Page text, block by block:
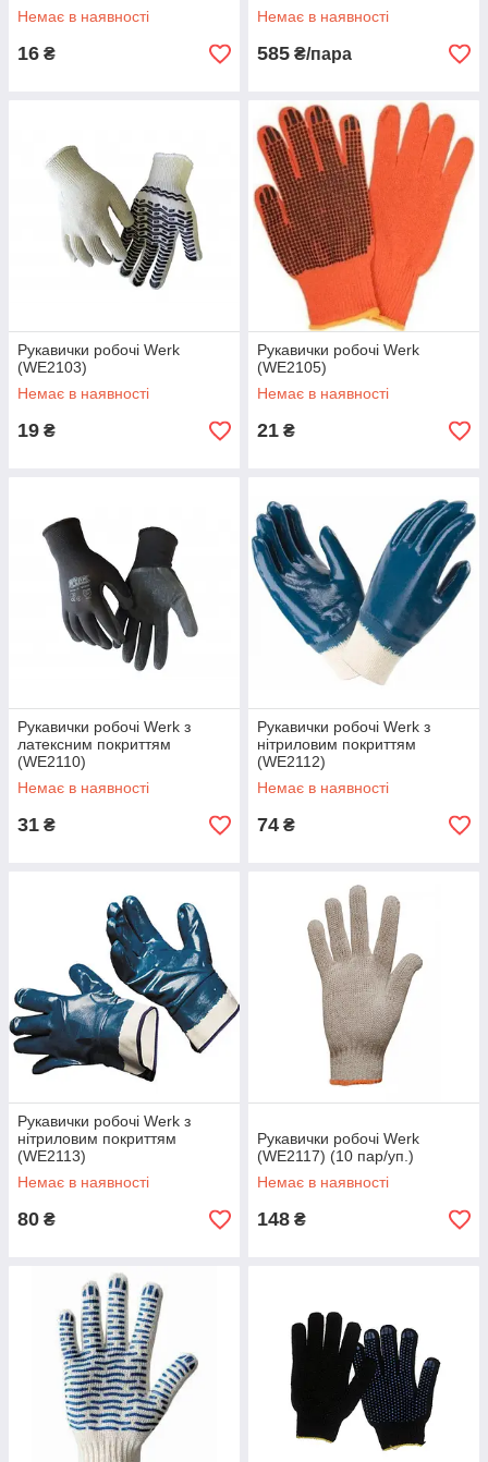
Немає в наявності
16 ₴
Немає в наявності
585 ₴/пара
Рукавички робочі Werk
(WE2103)
Немає в наявності
19 ₴
Рукавички робочі Werk
(WE2105)
Немає в наявності
21 ₴
Рукавички робочі Werk з
латексним покриттям
(WE2110)
Немає в наявності
31 ₴
Рукавички робочі Werk з
нітриловим покриттям
(WE2112)
Немає в наявності
74 ₴
Рукавички робочі Werk з
нітриловим покриттям
(WE2113)
Немає в наявності
80 ₴
Рукавички робочі Werk
(WE2117) (10 пар/уп.)
Немає в наявності
148 ₴